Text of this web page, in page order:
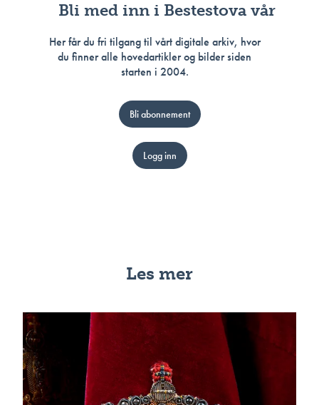
Bli med inn i Bestestova vår
Her får du fri tilgang til vårt digitale arkiv, hvor
du finner alle hovedartikler og bilder siden
starten i 2004.
Bli abonnement
Logg inn
Les mer